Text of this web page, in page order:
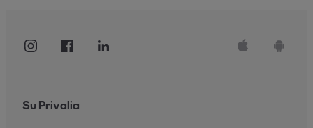
Su Privalia